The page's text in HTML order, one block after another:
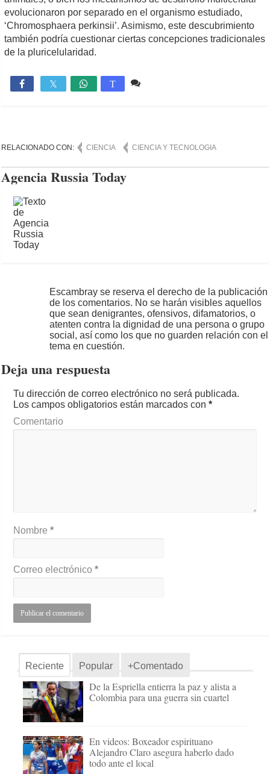
evolucionaron por separado en el organismo estudiado,
‘Chromosphaera perkinsii’. Asimismo, este descubrimiento
también podría cuestionar ciertas concepciones tradicionales
de la pluricelularidad.
 T
RELACIONADO CON: CIENCIA CIENCIA Y TECNOLOGIA
Agencia Russia Today
Escambray se reserva el derecho de la publicación
de los comentarios. No se harán visibles aquellos
que sean denigrantes, ofensivos, difamatorios, o
atenten contra la dignidad de una persona o grupo
social, así como los que no guarden relación con el
tema en cuestión.
Deja una respuesta
Tu dirección de correo electrónico no será publicada.
Los campos obligatorios están marcados con*
Comentario
Nombre*
Correo electrónico*
Reciente Popular +Comentado
De la Espriella entierra la paz y alista a
Colombia para una guerra sin cuartel
En videos: Boxeador espirituano
Alejandro Claro asegura haberlo dado
todo ante el local